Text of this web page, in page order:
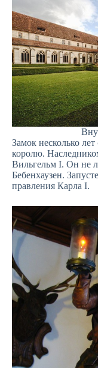
Замок несколько
королю.
Вильгельм I. Он не
Бебенхаузен.
правления Карла I.